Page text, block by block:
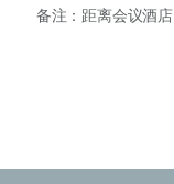
备注：距离会议酒店